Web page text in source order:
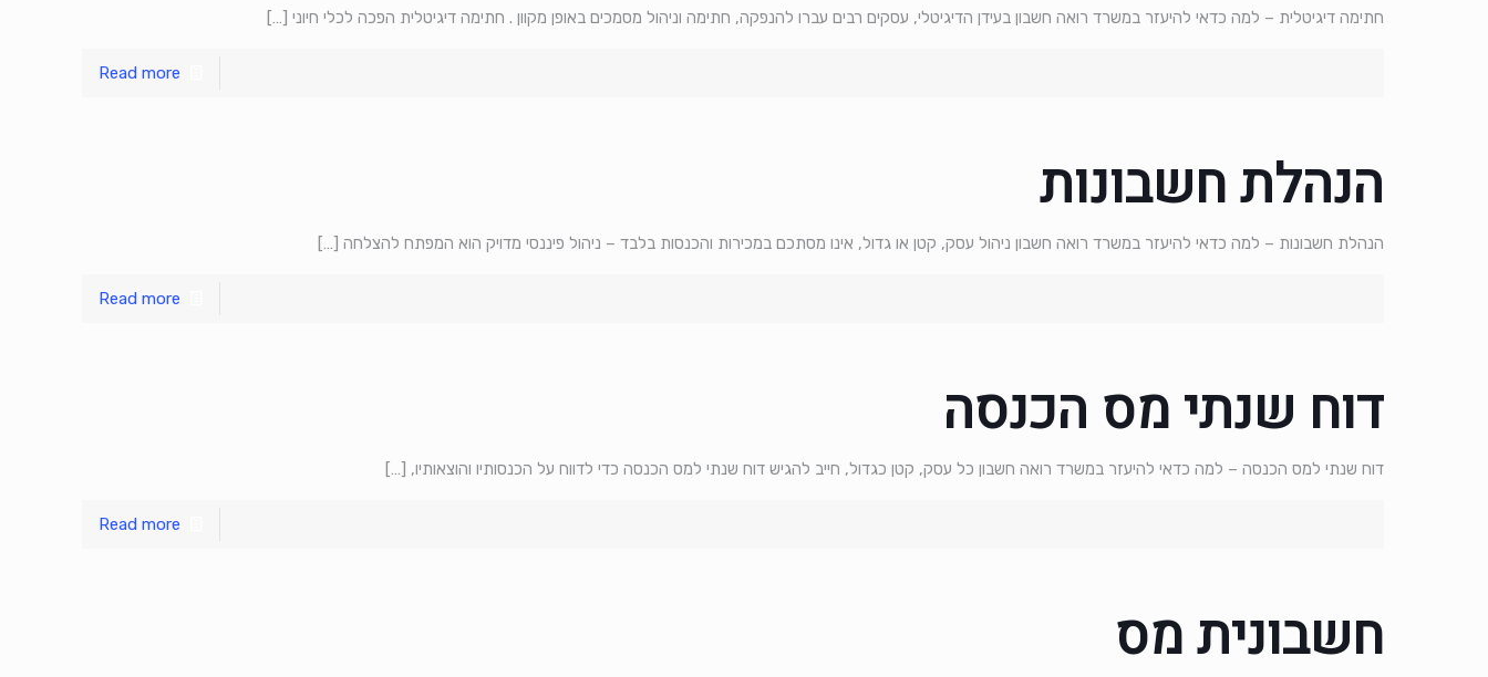
חתימה דיגיטלית – למה כדאי להיעזר במשרד רואה חשבון בעידן הדיגיטלי, עסקים רבים עברו להנפקה, חתימה וניהול מסמכים באופן מקוון . חתימה דיגיטלית הפכה לכלי חיוני […]
Read more
הנהלת חשבונות
הנהלת חשבונות – למה כדאי להיעזר במשרד רואה חשבון ניהול עסק, קטן או גדול, אינו מסתכם במכירות והכנסות בלבד – ניהול פיננסי מדויק הוא המפתח להצלחה […]
Read more
דוח שנתי מס הכנסה
דוח שנתי למס הכנסה – למה כדאי להיעזר במשרד רואה חשבון כל עסק, קטן כגדול, חייב להגיש דוח שנתי למס הכנסה כדי לדווח על הכנסותיו והוצאותיו, […]
Read more
חשבונית מס